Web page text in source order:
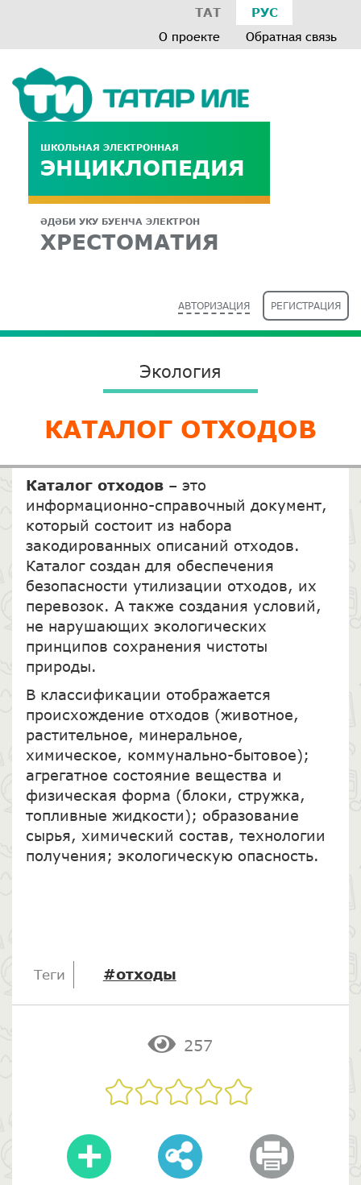
ТАТ РУС
О проекте Обратная связь
ШКОЛЬНАЯ ЭЛЕКТРОННАЯ
ЭНЦИКЛОПЕДИЯ
ӘДӘБИ УКУ БУЕНЧА ЭЛЕКТРОН
ХРЕСТОМАТИЯ
АВТОРИЗАЦИЯ РЕГИСТРАЦИЯ
Экология
КАТАЛОГ ОТХОДОВ
Каталог отходов– это
информационно-справочный документ,
который состоит из набора
закодированных описаний отходов.
Каталог создан для обеспечения
безопасности утилизации отходов, их
перевозок. А также создания условий,
не нарушающих экологических
принципов сохранения чистоты
природы.
В классификации отображается
происхождение отходов (животное,
растительное, минеральное,
химическое, коммунально-бытовое);
агрегатное состояние вещества и
физическая форма (блоки, стружка,
топливные жидкости); образование
сырья, химический состав, технологии
получения; экологическую опасность.
Теги #отходы
257